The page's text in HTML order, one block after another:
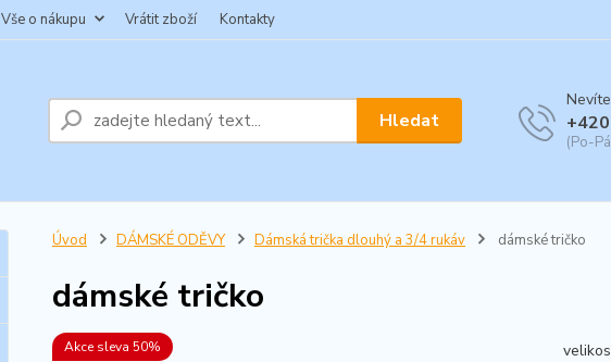
Vše o nákupu Vrátit zboží Kontakty
Hledat
(Po-
Úvod DÁMSKÉ ODĚVY Dámská trička dlouhý a 3/4 rukáv dámské tričko
dámské tričko
Akce sleva 50%